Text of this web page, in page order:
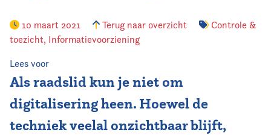
Kennis & Informatie
Vereniging
Contact
10 maart 2021 Terug naar overzicht
Controle &
toezicht, Informatievoorziening
Lees voor
Als raadslid kun je niet om
digitalisering heen. Hoewel de
techniek veelal onzichtbaar blijft,